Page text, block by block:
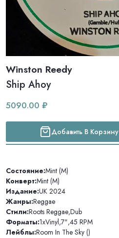
Winston Reedy
Ship Ahoy
5090.00 ₽
Добавить В Корзину
Состояние:Mint (M)
Конверт:Mint (M)
Издание:UK 2024
Жанры:Reggae
Стили:Roots Reggae,Dub
Форматы:1xVinyl,7",45 RPM
Лейблы:Room In The Sky ()